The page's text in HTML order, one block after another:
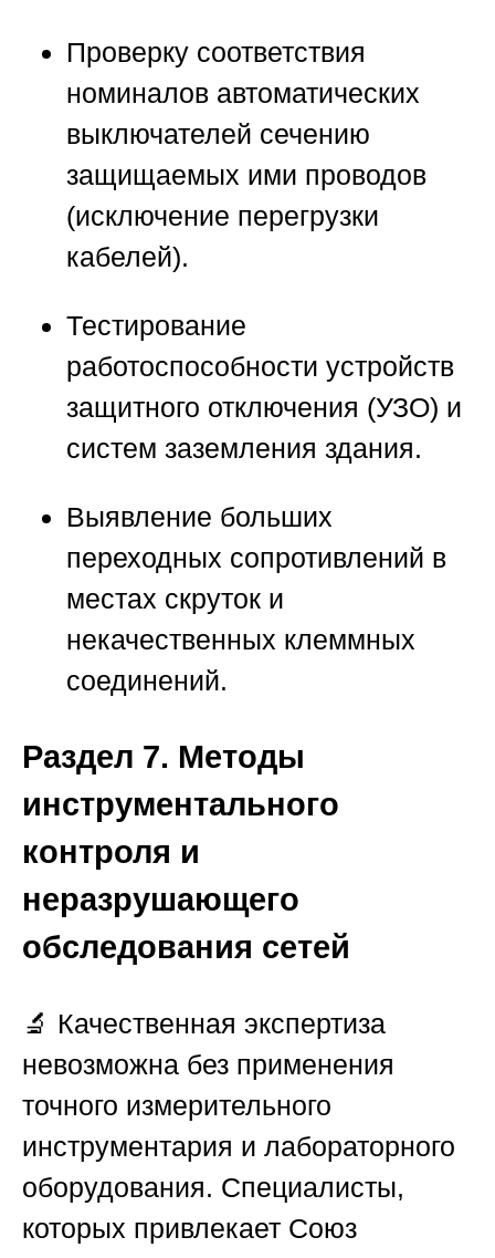
Проверку соответствия
номиналов автоматических
выключателей сечению
защищаемых ими проводов
(исключение перегрузки
кабелей).
Тестирование
работоспособности устройств
защитного отключения (УЗО) и
систем заземления здания.
Выявление больших
переходных сопротивлений в
местах скруток и
некачественных клеммных
соединений.
Раздел 7. Методы
инструментального
контроля и
неразрушающего
обследования сетей
🔬 Качественная экспертиза
невозможна без применения
точного измерительного
инструментария и лабораторного
оборудования. Специалисты,
которых привлекает Союз